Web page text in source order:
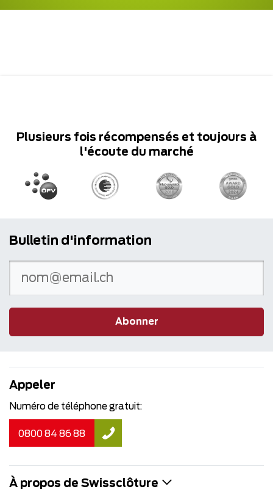
Plusieurs fois récompensés et toujours à
l'écoute du marché
Bulletin d'information
Abonner
Appeler
Numéro de téléphone gratuit:
0800 84 86 88
À propos de Swissclôture